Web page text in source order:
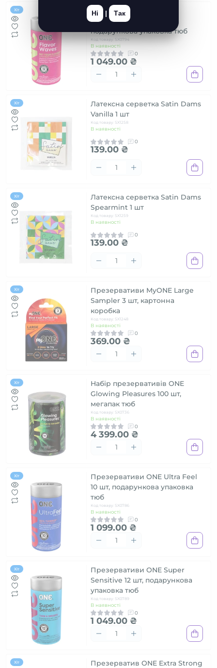
Хіт
Презервативи ONE
FlavorWaves 12 шт,
подарункова упаковка тюб
Код товару: SX0794
В наявності
0
1 049.00 ₴
Хіт
Латексна серветка Satin Dams
Vanilla 1 шт
Код товару: SX1258
В наявності
0
139.00 ₴
Хіт
Латексна серветка Satin Dams
Spearmint 1 шт
Код товару: SX1259
В наявності
0
139.00 ₴
Хіт
Презервативи MyONE Large
Sampler 3 шт, картонна
коробка
Код товару: SX1248
В наявності
0
369.00 ₴
Хіт
Набір презервативів ONE
Glowing Pleasures 100 шт,
мегапак тюб
Код товару: SX0736
В наявності
0
4 399.00 ₴
Хіт
Презервативи ONE Ultra Feel
10 шт, подарункова упаковка
тюб
Код товару: SX0786
В наявності
0
1 099.00 ₴
Хіт
Презервативи ONE Super
Sensitive 12 шт, подарункова
упаковка тюб
Код товару: SX0789
В наявності
0
1 049.00 ₴
Хіт
Презерватив ONE Extra Strong
Ні | Так